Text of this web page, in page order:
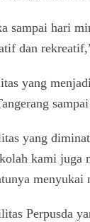
sampai hari
dan
yang
yang
kami
menyukai
Perpusda